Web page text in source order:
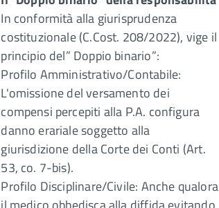
In conformità alla giurisprudenza
costituzionale (C.Cost. 208/2022), vige il
principio del” Doppio binario”:
Profilo Amministrativo/Contabile:
L'omissione del versamento dei
compensi percepiti alla P.A. configura
danno erariale soggetto alla
giurisdizione della Corte dei Conti (Art.
53, co. 7-bis).
Profilo Disciplinare/Civile: Anche qualora